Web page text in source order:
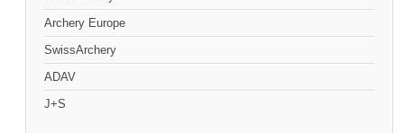
Archery Europe
SwissArchery
ADAV
J+S